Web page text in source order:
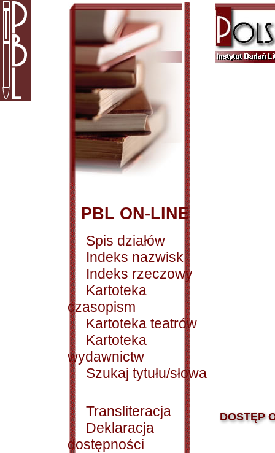
PBL ON-LINE
Spis działów
Indeks nazwisk
Indeks rzeczowy
Kartoteka
czasopism
Kartoteka teatrów
Kartoteka
wydawnictw
Szukaj tytułu/słowa
Transliteracja
Deklaracja
dostępności
DOSTĘP